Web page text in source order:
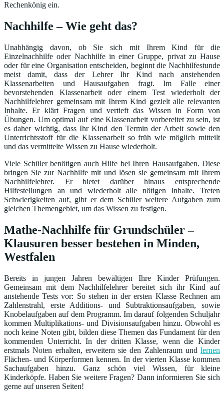
Rechenkönig ein.
Nachhilfe – Wie geht das?
Unabhängig davon, ob Sie sich mit Ihrem Kind für die
Einzelnachhilfe oder Nachhilfe in einer Gruppe, privat zu Hause
oder für eine Organisation entscheiden, beginnt die Nachhilfestunde
meist damit, dass der Lehrer Ihr Kind nach anstehenden
Klassenarbeiten und Hausaufgaben fragt. Im Falle einer
bevorstehenden Klassenarbeit oder einem Test wiederholt der
Nachhilfelehrer gemeinsam mit Ihrem Kind gezielt alle relevanten
Inhalte. Er klärt Fragen und vertieft das Wissen in Form von
Übungen. Um optimal auf eine Klassenarbeit vorbereitet zu sein, ist
es daher wichtig, dass Ihr Kind den Termin der Arbeit sowie den
Unterrichtsstoff für die Klassenarbeit so früh wie möglich mitteilt
und das vermittelte Wissen zu Hause wiederholt.
Viele Schüler benötigen auch Hilfe bei Ihren Hausaufgaben. Diese
bringen Sie zur Nachhilfe mit und lösen sie gemeinsam mit Ihrem
Nachhilfelehrer. Er bietet darüber hinaus entsprechende
Hilfestellungen an und wiederholt alle nötigen Inhalte. Treten
Schwierigkeiten auf, gibt er dem Schüler weitere Aufgaben zum
gleichen Themengebiet, um das Wissen zu festigen.
Mathe-Nachhilfe für Grundschüler –
Klausuren besser bestehen in Minden,
Westfalen
Bereits in jungen Jahren bewältigen Ihre Kinder Prüfungen.
Gemeinsam mit dem Nachhilfelehrer bereitet sich ihr Kind auf
anstehende Tests vor: So stehen in der ersten Klasse Rechnen am
Zahlenstrahl, erste Additions- und Subtraktionsaufgaben, sowie
Knobelaufgaben auf dem Programm. Im darauf folgenden Schuljahr
kommen Multiplikations- und Divisionsaufgaben hinzu. Obwohl es
noch keine Noten gibt, bilden diese Themen das Fundament für den
kommenden Unterricht. In der dritten Klasse, wenn die Kinder
erstmals Noten erhalten, erweitern sie den Zahlenraum und lernen
Flächen- und Körperformen kennen. In der vierten Klasse kommen
Sachaufgaben hinzu. Ganz schön viel Wissen, für kleine
Kinderköpfe. Haben Sie weitere Fragen? Dann informieren Sie sich
gerne auf unseren Seiten!